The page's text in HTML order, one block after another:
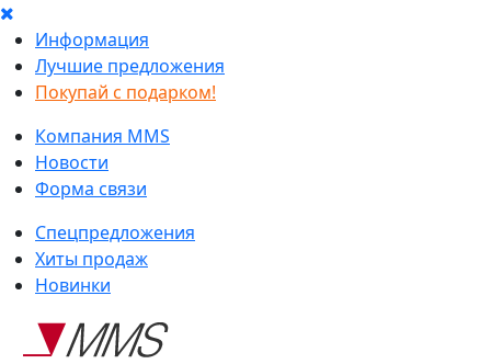
Информация
Лучшие предложения
Покупай с подарком!
Компания MMS
Новости
Форма связи
Спецпредложения
Хиты продаж
Новинки